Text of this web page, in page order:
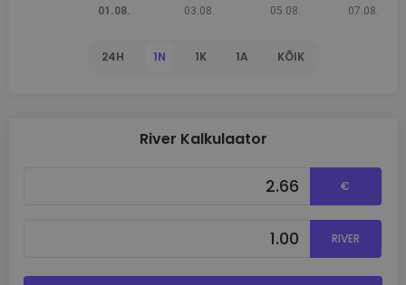
24H 1N 1K 1A KÕIK
River Kalkulaator
€
RIVER